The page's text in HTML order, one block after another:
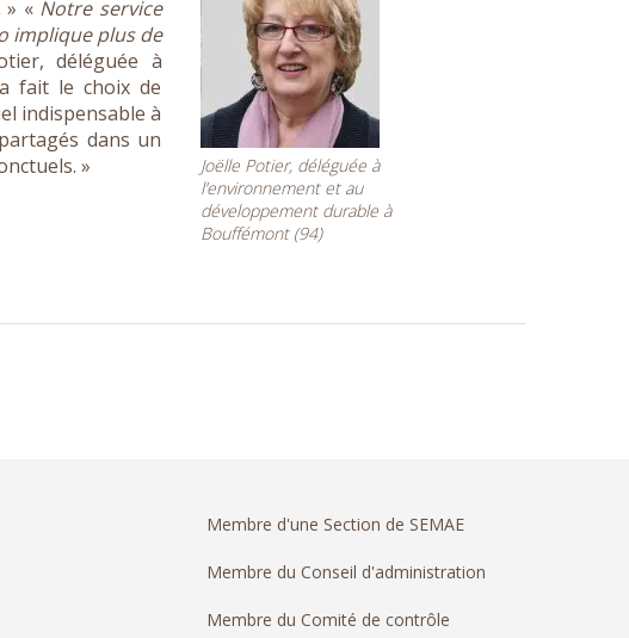
Joëlle Potier, déléguée à
l’environnement et au
développement durable à
Bouffémont (94)
» « Notre service
implique plus de
déléguée à
fait le choix de
indispensable à
dans un
»
Membre d'une Section de SEMAE
Membre du Conseil d'administration
Membre du Comité de contrôle